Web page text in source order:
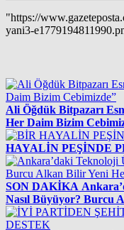
"https://
yani3-
Ali Öğdük Bitpazarı
Her Daim Bizim
HAYALİN PEŞİNDE
SON DAKİKA
Nasıl Büyüyor? Burcu